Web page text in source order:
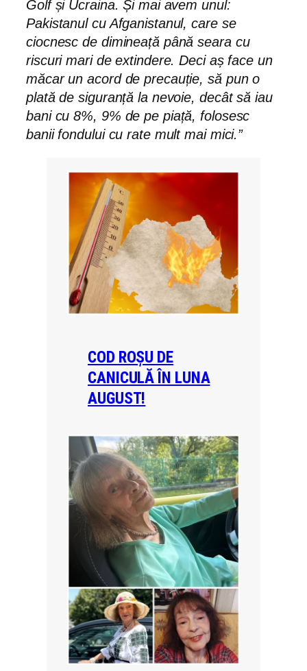
Golf și Ucraina. Și mai avem unul:
Pakistanul cu Afganistanul, care se
ciocnesc de dimineață până seara cu
riscuri mari de extindere. Deci aș face un
măcar un acord de precauție, să pun o
plată de siguranță la nevoie, decât să iau
bani cu 8%, 9% de pe piață, folosesc
banii fondului cu rate mult mai mici.”
COD ROȘU DE
CANICULĂ ÎN LUNA
AUGUST!